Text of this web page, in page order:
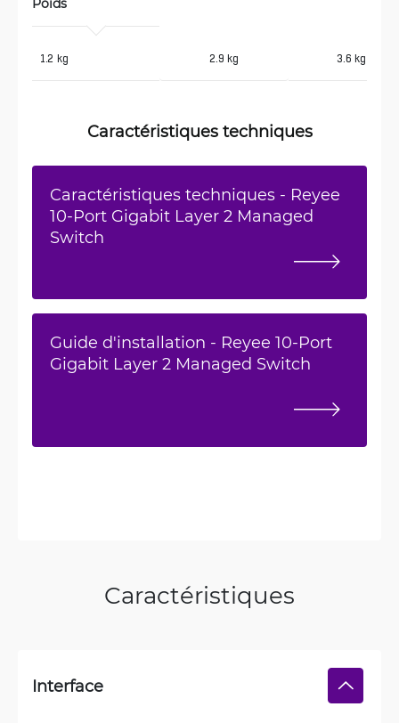
1.2 kg 2.9 kg 3.6 kg
Caractéristiques techniques
Caractéristiques techniques - Reyee
10-Port Gigabit Layer 2 Managed
Switch
Guide d'installation - Reyee 10-Port
Gigabit Layer 2 Managed Switch
Caractéristiques
Interface